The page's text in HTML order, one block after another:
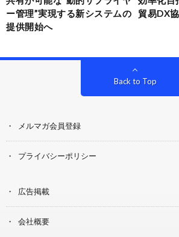
ー管理”実現する新システムの
提供開始へ
貿易DX
Back to Top
メルマガ会員登録
プライバシーポリシー
広告掲載
会社概要